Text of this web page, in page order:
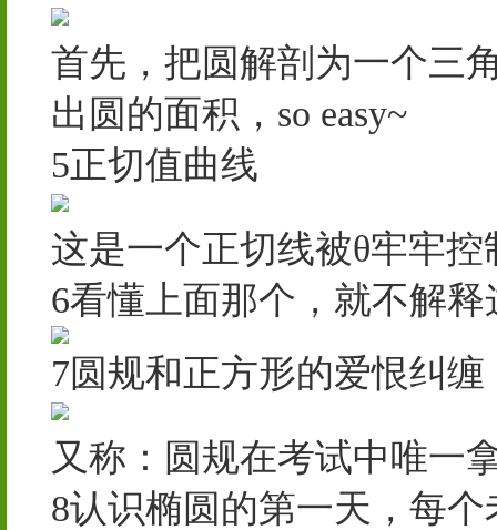
首先，把圆解剖为一个三
出圆的面积，so easy~
5正切值曲线
这是一个正切线被θ牢牢
6看懂上面那个，就不解释
7圆规和正方形的爱恨纠缠
又称：圆规在考试中唯一
8认识椭圆的第一天，每